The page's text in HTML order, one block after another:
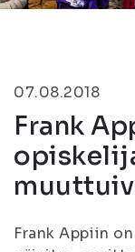
07.08.2018
Frank
Frank Appiin